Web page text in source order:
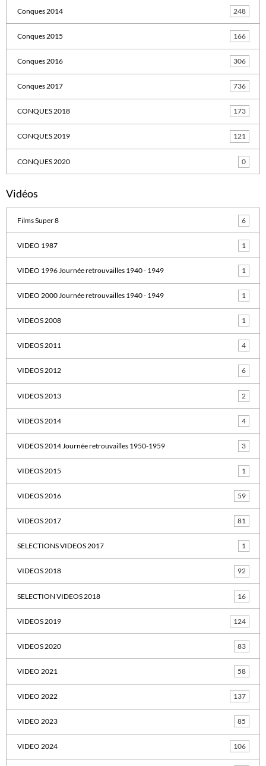
Conques 2014 248
Conques 2015 166
Conques 2016 306
Conques 2017 736
CONQUES 2018 173
CONQUES 2019 121
CONQUES 2020 0
Vidéos
Films Super 8 6
VIDEO 1987 1
VIDEO 1996 Journée retrouvailles 1940 - 1949 1
VIDEO 2000 Journée retrouvailles 1940 - 1949 1
VIDEOS 2008 1
VIDEOS 2011 4
VIDEOS 2012 6
VIDEOS 2013 2
VIDEOS 2014 4
VIDEOS 2014 Journée retrouvailles 1950-1959 3
VIDEOS 2015 1
VIDEOS 2016 59
VIDEOS 2017 81
SELECTIONS VIDEOS 2017 1
VIDEOS 2018 92
SELECTION VIDEOS 2018 16
VIDEOS 2019 124
VIDEOS 2020 83
VIDEO 2021 58
VIDEO 2022 137
VIDEO 2023 85
VIDEO 2024 106